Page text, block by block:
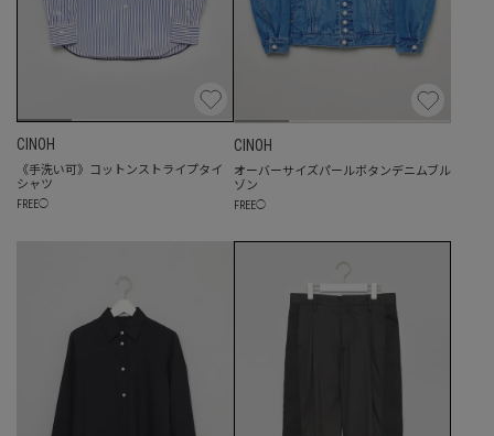
CINOH
《手洗い可》コットンストライプタイ
シャツ
FREE◯
CINOH
オーバーサイズパールボタンデニムブル
ゾン
FREE◯